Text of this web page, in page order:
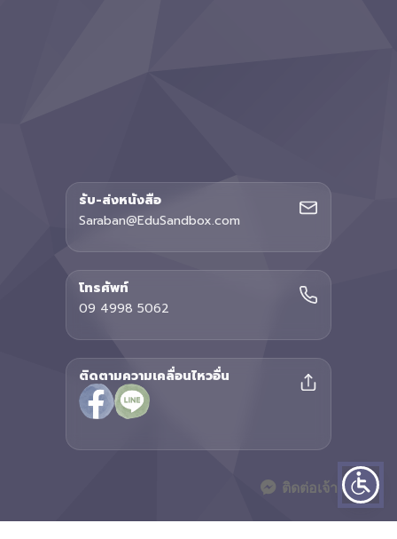
รับ-ส่งหนังสือ
Saraban@EduSandbox.com
โทรศัพท์
09 4998 5062
ติดตามความเคลื่อนไหวอื่น
ติดต่อเจ้าหน้าที่